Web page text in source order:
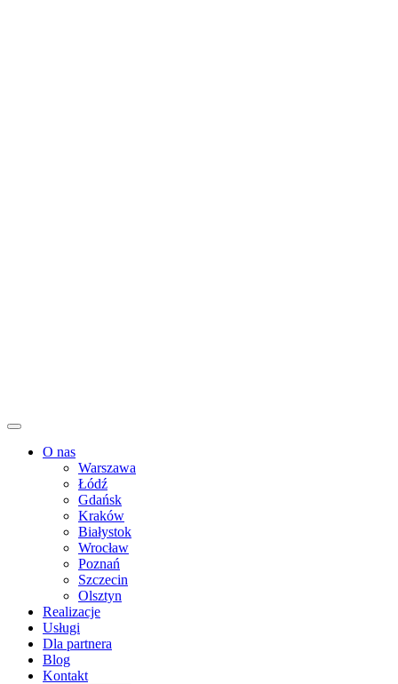
O nas
Warszawa
Łódź
Gdańsk
Kraków
Białystok
Wrocław
Poznań
Szczecin
Olsztyn
Realizacje
Usługi
Dla partnera
Blog
Kontakt